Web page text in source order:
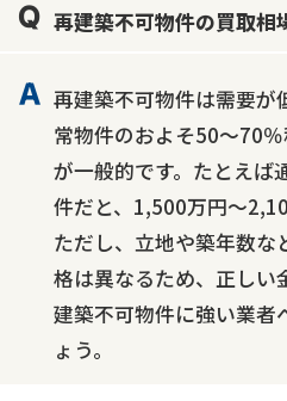
再建築不可物件の買取相
再建築不可物件は需要が
常物件のおよそ50～70
が一般的です。たとえば
件だと、1,500万円～
ただし、立地や築年数な
格は異なるため、正しい
建築不可物件に強い業者
ょう。